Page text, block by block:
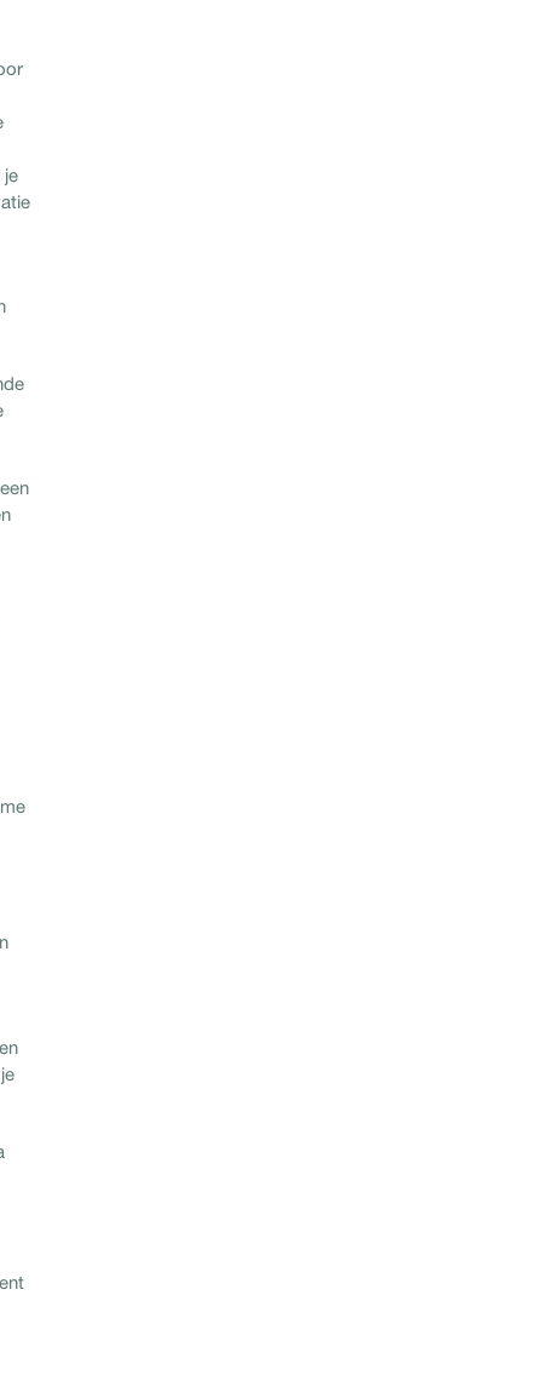
je